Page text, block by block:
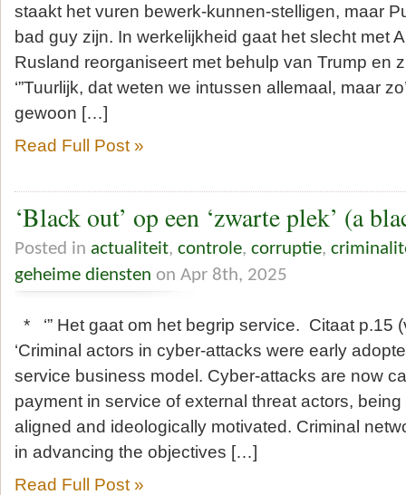
staakt het vuren bewerk-kunnen-stelligen, maar
bad guy zijn. In werkelijkheid gaat het slecht met
Rusland reorganiseert met behulp van Trump en
‘”Tuurlijk, dat weten we intussen allemaal, maar
gewoon […]
Read Full Post »
‘Black out’ op een ‘zwarte plek’ (a
Posted in actualiteit, controle, corruptie,
geheime diensten on Apr 8th, 2025
* ‘” Het gaat om het begrip service. Citaat p.15
‘Criminal actors in cyber-attacks were early
service business model. Cyber-attacks are now
payment in service of external threat actors,
aligned and ideologically motivated. Criminal
in advancing the objectives […]
Read Full Post »